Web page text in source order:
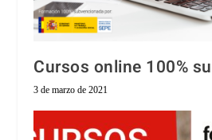
Cursos online 100%
3 de marzo de 2021